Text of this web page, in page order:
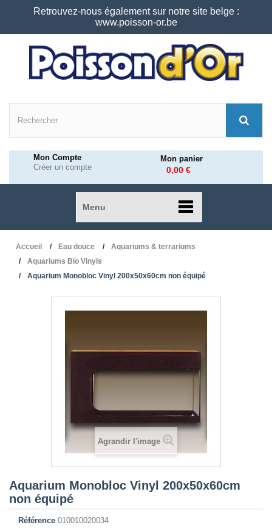
Retrouvez-nous également sur notre site belge :
www.poisson-or.be
Mon Compte
Créer un compte
Mon panier
0,00 €
Menu
Accueil Eau douce
Aquariums & terrariums
Aquariums Bio Vinyls
Aquarium Monobloc Vinyl 200x50x60cm non équipé
Agrandir l'image
Aquarium Monobloc Vinyl 200x50x60cm
non équipé
Référence 010010020034